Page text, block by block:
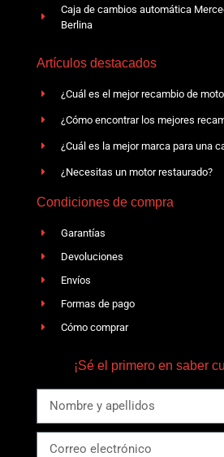
Caja de cambios automática
Berlina
Artículos destacados
¿Cuál es el mejor recambio de
¿Cómo encontrar los mejores
¿Cuál es la mejor marca para una
¿Necesitas un motor restaurado?
Condiciones de compra
Garantías
Devoluciones
Envíos
Formas de pago
Cómo comprar
¡Sé el primero en saber